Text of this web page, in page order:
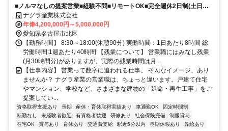
■ノルマなしの提案営業■経験不問■リモートOK■完全週休2日制(土日
祝)■資格手当MAX4万円
ナグラ産業株式会社
年俸4,200,000円～5,000,000円
愛知県名古屋市北区
【勤務時間】 8:30～18:00(休憩90分) 実働時間：1日あたり8時間 総
労働時間:1週あたり40時間 【残業について】 営業職にはみなし残業
(月30時間分)がありますが、実際の残業時間は月...
【仕事内容】 営業って数字に追われる仕事。 そんなイメージ、あり
ませんか？ ナグラ産業の営業職は、ちょっと違います。戸建て住宅
やマンション、学校など、さまざまな建物の「延命・再生工事」をご
提案してい...
資格取得支援あり 長期 産休・育休取得実績あり 車通勤OK
固定時間制
転勤なし
未経験者歓迎 有資格者歓迎 研修あり 社会保険完備
制服貸与
在宅OK
賞与あり 育休あり 交通費支給 駅近5分以内 長期休暇あり 昇給あり